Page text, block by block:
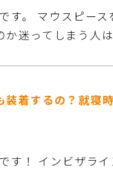
す。 マウスピー
か迷ってしまう人
着するの？就寝
す！ インビザラ